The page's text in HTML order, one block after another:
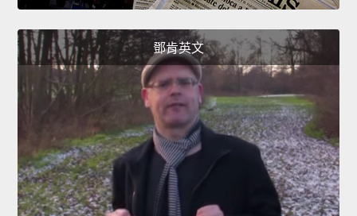
鄧肯英文